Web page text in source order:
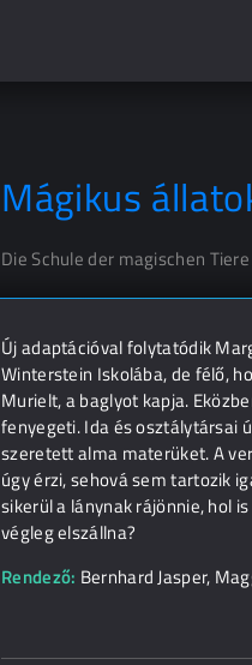
Mágikus
Die Schule der magischen
Új adaptációval folytatódik
Winterstein Iskolába, de félő,
Murielt, a baglyot kapja.
fenyegeti. Ida és osztálytársai
szeretett alma materüket. A
úgy érzi, sehová sem tartozik
sikerül a lánynak rájönnie, hol
végleg elszállna?
Rendező: Bernhard Jasper,